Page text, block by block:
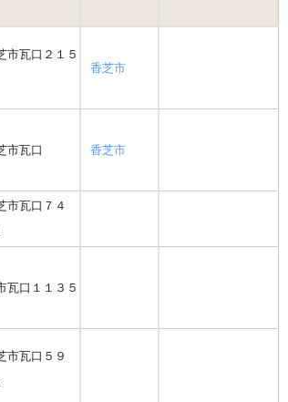
市瓦口２１５
香芝市
市瓦口 香芝市
市瓦口７４
瓦口１１３５
市瓦口５９